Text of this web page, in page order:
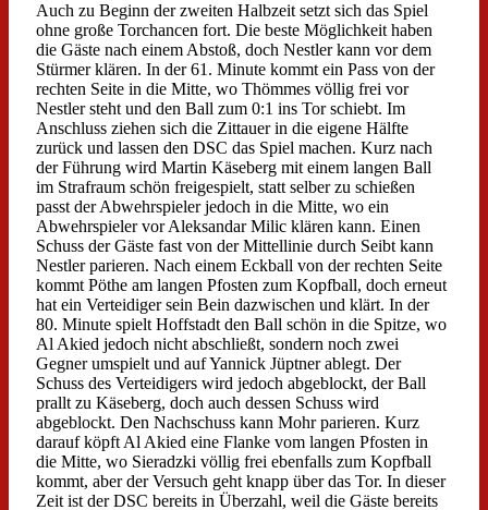
Auch zu Beginn der zweiten Halbzeit setzt sich das Spiel
ohne große Torchancen fort. Die beste Möglichkeit haben
die Gäste nach einem Abstoß, doch Nestler kann vor dem
Stürmer klären. In der 61. Minute kommt ein Pass von der
rechten Seite in die Mitte, wo Thömmes völlig frei vor
Nestler steht und den Ball zum 0:1 ins Tor schiebt. Im
Anschluss ziehen sich die Zittauer in die eigene Hälfte
zurück und lassen den DSC das Spiel machen. Kurz nach
der Führung wird Martin Käseberg mit einem langen Ball
im Strafraum schön freigespielt, statt selber zu schießen
passt der Abwehrspieler jedoch in die Mitte, wo ein
Abwehrspieler vor Aleksandar Milic klären kann. Einen
Schuss der Gäste fast von der Mittellinie durch Seibt kann
Nestler parieren. Nach einem Eckball von der rechten Seite
kommt Pöthe am langen Pfosten zum Kopfball, doch erneut
hat ein Verteidiger sein Bein dazwischen und klärt. In der
80. Minute spielt Hoffstadt den Ball schön in die Spitze, wo
Al Akied jedoch nicht abschließt, sondern noch zwei
Gegner umspielt und auf Yannick Jüptner ablegt. Der
Schuss des Verteidigers wird jedoch abgeblockt, der Ball
prallt zu Käseberg, doch auch dessen Schuss wird
abgeblockt. Den Nachschuss kann Mohr parieren. Kurz
darauf köpft Al Akied eine Flanke vom langen Pfosten in
die Mitte, wo Sieradzki völlig frei ebenfalls zum Kopfball
kommt, aber der Versuch geht knapp über das Tor. In dieser
Zeit ist der DSC bereits in Überzahl, weil die Gäste bereits